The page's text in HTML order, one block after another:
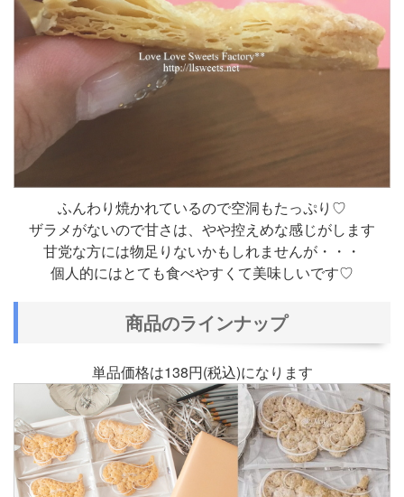
ふんわり焼かれているので空洞もたっぷり♡
ザラメがないので甘さは、やや控えめな感じがします
甘党な方には物足りないかもしれませんが・・・
個人的にはとても食べやすくて美味しいです♡
商品のラインナップ
単品価格は138円(税込)になります